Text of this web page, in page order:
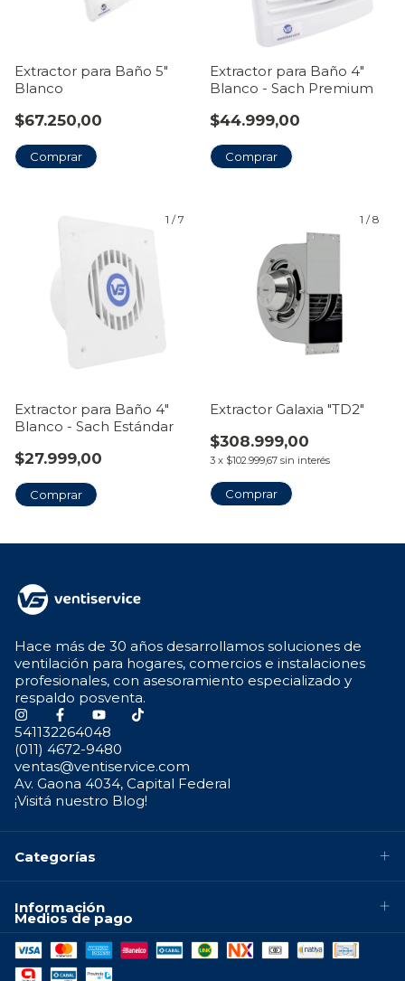
Extractor para Baño 5"
Blanco
$67.250,00
Comprar
Extractor para Baño 4"
Blanco - Sach Premium
$44.999,00
Comprar
1 /7
Extractor para Baño 4"
Blanco - Sach Estándar
$27.999,00
Comprar
1 /8
Extractor Galaxia "TD2"
$308.999,00
3 x $102.999,67 sin interés
Hace más de 30 años desarrollamos soluciones de
ventilación para hogares, comercios e instalaciones
profesionales, con asesoramiento especializado y
respaldo posventa.
541132264048
(011) 4672-9480
ventas@ventiservice.com
Av. Gaona 4034, Capital Federal
¡Visitá nuestro Blog!
Categorías
Información
Medios de pago